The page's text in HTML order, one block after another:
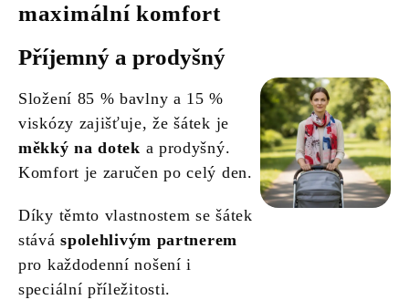
maximální komfort
Příjemný a prodyšný
Složení 85 % bavlny a 15 %
viskózy zajišťuje, že šátek je
měkký na dotek a prodyšný.
Komfort je zaručen po celý den.
Díky těmto vlastnostem se šátek
stáváspolehlivým partnerem
pro každodenní nošení i
speciální příležitosti.